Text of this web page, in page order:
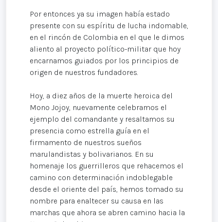
Por entonces ya su imagen había estado
presente con su espíritu de lucha indomable,
en el rincón de Colombia en el que le dimos
aliento al proyecto político-militar que hoy
encarnamos guiados por los principios de
origen de nuestros fundadores.
Hoy, a diez años de la muerte heroica del
Mono Jojoy, nuevamente celebramos el
ejemplo del comandante y resaltamos su
presencia como estrella guía en el
firmamento de nuestros sueños
marulandistas y bolivarianos. En su
homenaje los guerrilleros que rehacemos el
camino con determinación indoblegable
desde el oriente del país, hemos tomado su
nombre para enaltecer su causa en las
marchas que ahora se abren camino hacia la